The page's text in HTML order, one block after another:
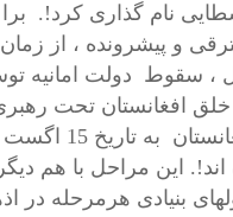
نام گذاری کرد!.
و پیشرونده ، از
سقوط دولت امانیه
افغانستان تحت
این مراحل با هم دیگر
بنیادی هرمرحله